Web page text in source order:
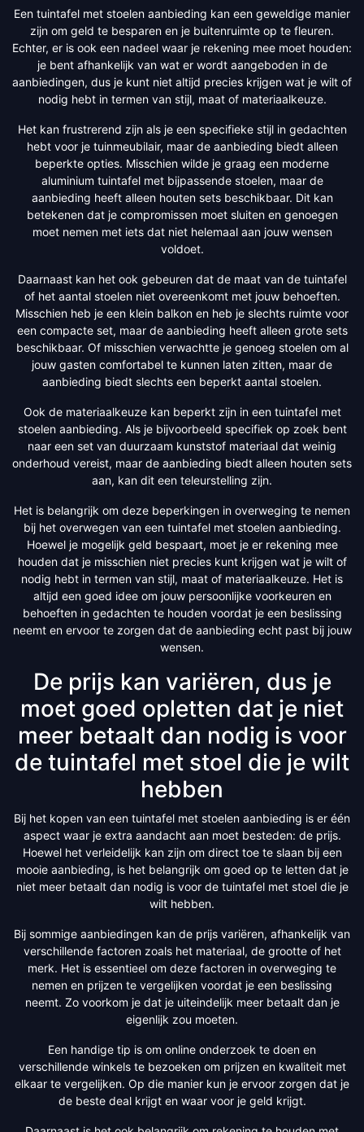
Een tuintafel met stoelen aanbieding kan een geweldige manier
zijn om geld te besparen en je buitenruimte op te fleuren.
Echter, er is ook een nadeel waar je rekening mee moet houden:
je bent afhankelijk van wat er wordt aangeboden in de
aanbiedingen, dus je kunt niet altijd precies krijgen wat je wilt of
nodig hebt in termen van stijl, maat of materiaalkeuze.
Het kan frustrerend zijn als je een specifieke stijl in gedachten
hebt voor je tuinmeubilair, maar de aanbieding biedt alleen
beperkte opties. Misschien wilde je graag een moderne
aluminium tuintafel met bijpassende stoelen, maar de
aanbieding heeft alleen houten sets beschikbaar. Dit kan
betekenen dat je compromissen moet sluiten en genoegen
moet nemen met iets dat niet helemaal aan jouw wensen
voldoet.
Daarnaast kan het ook gebeuren dat de maat van de tuintafel
of het aantal stoelen niet overeenkomt met jouw behoeften.
Misschien heb je een klein balkon en heb je slechts ruimte voor
een compacte set, maar de aanbieding heeft alleen grote sets
beschikbaar. Of misschien verwachtte je genoeg stoelen om al
jouw gasten comfortabel te kunnen laten zitten, maar de
aanbieding biedt slechts een beperkt aantal stoelen.
Ook de materiaalkeuze kan beperkt zijn in een tuintafel met
stoelen aanbieding. Als je bijvoorbeeld specifiek op zoek bent
naar een set van duurzaam kunststof materiaal dat weinig
onderhoud vereist, maar de aanbieding biedt alleen houten sets
aan, kan dit een teleurstelling zijn.
Het is belangrijk om deze beperkingen in overweging te nemen
bij het overwegen van een tuintafel met stoelen aanbieding.
Hoewel je mogelijk geld bespaart, moet je er rekening mee
houden dat je misschien niet precies kunt krijgen wat je wilt of
nodig hebt in termen van stijl, maat of materiaalkeuze. Het is
altijd een goed idee om jouw persoonlijke voorkeuren en
behoeften in gedachten te houden voordat je een beslissing
neemt en ervoor te zorgen dat de aanbieding echt past bij jouw
wensen.
De prijs kan variëren, dus je
moet goed opletten dat je niet
meer betaalt dan nodig is voor
de tuintafel met stoel die je wilt
hebben
Bij het kopen van een tuintafel met stoelen aanbieding is er één
aspect waar je extra aandacht aan moet besteden: de prijs.
Hoewel het verleidelijk kan zijn om direct toe te slaan bij een
mooie aanbieding, is het belangrijk om goed op te letten dat je
niet meer betaalt dan nodig is voor de tuintafel met stoel die je
wilt hebben.
Bij sommige aanbiedingen kan de prijs variëren, afhankelijk van
verschillende factoren zoals het materiaal, de grootte of het
merk. Het is essentieel om deze factoren in overweging te
nemen en prijzen te vergelijken voordat je een beslissing
neemt. Zo voorkom je dat je uiteindelijk meer betaalt dan je
eigenlijk zou moeten.
Een handige tip is om online onderzoek te doen en
verschillende winkels te bezoeken om prijzen en kwaliteit met
elkaar te vergelijken. Op die manier kun je ervoor zorgen dat je
de beste deal krijgt en waar voor je geld krijgt.